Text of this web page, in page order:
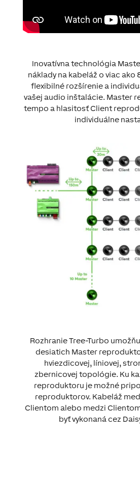
Inovatívna technológia
náklady na kabeláž o viac ako
flexibilné rozšírenie a
vašej audio inštalácie. Master
tempo a hlasitosť Client
individuálne
Rozhranie Tree-Turbo
desiatich Master
hviezdicovej, líniovej,
zbernicovej topológie. Ku
reproduktoru je možné
reproduktorov. Kabeláž
Clientom alebo medzi
byť vykonaná cez